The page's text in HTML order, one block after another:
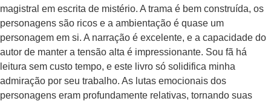
magistral em escrita de mistério. A trama é bem construída, os
personagens são ricos e a ambientação é quase um
personagem em si. A narração é excelente, e a capacidade do
autor de manter a tensão alta é impressionante. Sou fã há
leitura sem custo tempo, e este livro só solidifica minha
admiração por seu trabalho. As lutas emocionais dos
personagens eram profundamente relativas, tornando suas